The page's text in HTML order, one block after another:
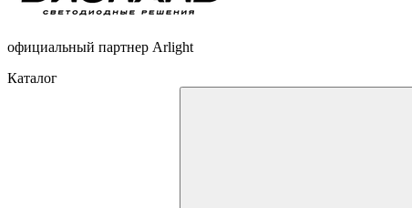
официальный партнер Arlight
Каталог